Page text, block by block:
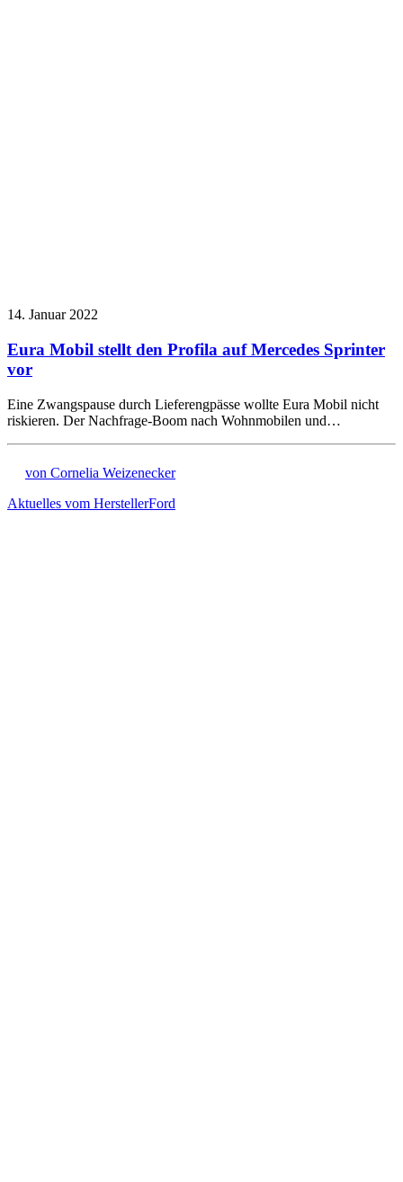
14. Januar 2022
Eura Mobil stellt den Profila auf Mercedes Sprinter
vor
Eine Zwangspause durch Lieferengpässe wollte Eura Mobil nicht
riskieren. Der Nachfrage-Boom nach Wohnmobilen und…
von Cornelia Weizenecker
Aktuelles vom HerstellerFord